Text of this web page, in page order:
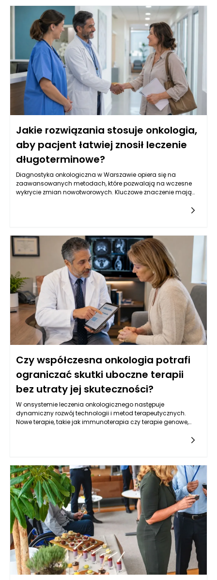
Jakie rozwiązania stosuje onkologia,
aby pacjent łatwiej znosił leczenie
długoterminowe?
Diagnostyka onkologiczna w Warszawie opiera się na
zaawansowanych metodach, które pozwalają na wczesne
wykrycie zmian nowotworowych. Kluczowe znaczenie mają
tym oznaczenia markerów nowotworowych w krwi, które mogą
wskazywać na obecność choroby. W Warszawie, dzięki
postępowi w dziedzinie genetyki, coraz częściej stosuje się
również badania molekularne, które identyfikują mutacje
genów związanych z nowotworami, co pozwala na bardziej
spersonalizowane podejście do leczenia. Kluczowe jest
zrozumienie, że wczesne wykrycie choroby zwiększa szanse na
skuteczne leczenie oraz poprawia komfort życia pacjentów.
Czy współczesna onkologia potrafi
ograniczać skutki uboczne terapii
bez utraty jej skuteczności?
W onsystemie leczenia onkologicznego następuje
dynamiczny rozwój technologii i metod terapeutycznych.
Nowe terapie, takie jak immunoterapia czy terapie genowe,
mogą przyczynić się do ograniczenia skutków ubocznych. Te
modyfikacji genetycznych komórek nowotworowych, co w
efekcie może zmniejszać potrzebę stosowania tradycyjnych
terapii, takich jak chemioterapia. Decyzje podejmowane w
kontekście onkologii w Warszawie często uwzględniają
możliwości podejścia do leczenia, które są bardziej precyzyjne
i zindywidualizowane. Dzięki temu leczenie onkologiczne w
Warszawie staje się bardziej skuteczne, a zarazem mniej
obciążające dla pacjentów. Rozwój wiedzy oraz innowacyjne
podejścia są kluczowe w walce z nowotworami, co pomaga
osiągać lepsze wyniki terapeutyczne przy mniejszych
skutkach ubocznych.